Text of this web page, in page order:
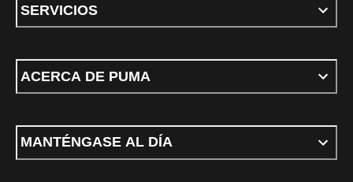
SERVICIOS
ACERCA DE PUMA
MANTÉNGASE AL DÍA